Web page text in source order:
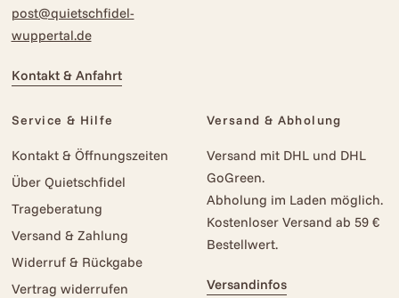
post@quietschfidel-
wuppertal.de
Kontakt & Anfahrt
Service & Hilfe
Kontakt & Öffnungszeiten
Über Quietschfidel
Trageberatung
Versand & Zahlung
Widerruf & Rückgabe
Vertrag widerrufen
Versand & Abholung
Versand mit DHL und DHL
GoGreen.
Abholung im Laden möglich.
Kostenloser Versand ab 59 €
Bestellwert.
Versandinfos